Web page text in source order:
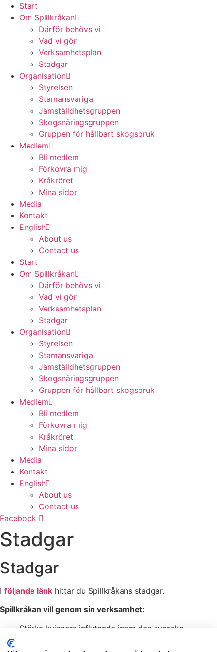
Start
Om Spillkråkan
Därför behövs vi
Vad vi gör
Verksamhetsplan
Stadgar
Organisation
Styrelsen
Stamansvariga
Jämställdhetsgruppen
Skogsnäringsgruppen
Gruppen för hållbart skogsbruk
Medlem
Bli medlem
Förkovra mig
Kråkröret
Mina sidor
Media
Kontakt
English
About us
Contact us
Start
Om Spillkråkan
Därför behövs vi
Vad vi gör
Verksamhetsplan
Stadgar
Organisation
Styrelsen
Stamansvariga
Jämställdhetsgruppen
Skogsnäringsgruppen
Gruppen för hållbart skogsbruk
Medlem
Bli medlem
Förkovra mig
Kråkröret
Mina sidor
Media
Kontakt
English
About us
Contact us
Facebook
Stadgar
Stadgar
I följande länk hittar du Spillkråkans stadgar.
Spillkråkan vill genom sin verksamhet:
Stärka kvinnors inflytande inom den svenska